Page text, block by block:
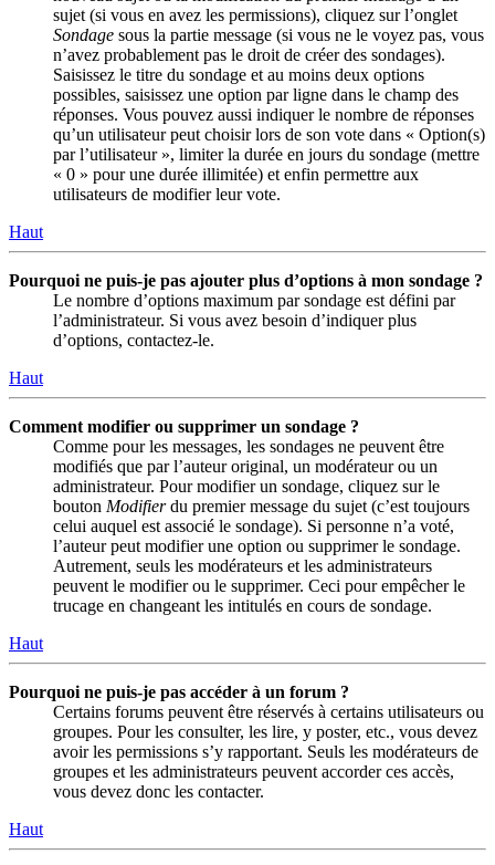
sujet (si vous en avez les permissions), cliquez sur l’onglet
Sondage sous la partie message (si vous ne le voyez pas, vous
n’avez probablement pas le droit de créer des sondages).
Saisissez le titre du sondage et au moins deux options
possibles, saisissez une option par ligne dans le champ des
réponses. Vous pouvez aussi indiquer le nombre de réponses
qu’un utilisateur peut choisir lors de son vote dans « Option(s)
par l’utilisateur », limiter la durée en jours du sondage (mettre
« 0 » pour une durée illimitée) et enfin permettre aux
utilisateurs de modifier leur vote.
Haut
Pourquoi ne puis-je pas ajouter plus d’options à mon sondage ?
Le nombre d’options maximum par sondage est défini par
l’administrateur. Si vous avez besoin d’indiquer plus
d’options, contactez-le.
Haut
Comment modifier ou supprimer un sondage ?
Comme pour les messages, les sondages ne peuvent être
modifiés que par l’auteur original, un modérateur ou un
administrateur. Pour modifier un sondage, cliquez sur le
bouton Modifierdu premier message du sujet (c’est toujours
celui auquel est associé le sondage). Si personne n’a voté,
l’auteur peut modifier une option ou supprimer le sondage.
Autrement, seuls les modérateurs et les administrateurs
peuvent le modifier ou le supprimer. Ceci pour empêcher le
trucage en changeant les intitulés en cours de sondage.
Haut
Pourquoi ne puis-je pas accéder à un forum ?
Certains forums peuvent être réservés à certains utilisateurs ou
groupes. Pour les consulter, les lire, y poster, etc., vous devez
avoir les permissions s’y rapportant. Seuls les modérateurs de
groupes et les administrateurs peuvent accorder ces accès,
vous devez donc les contacter.
Haut